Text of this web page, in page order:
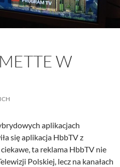
W
aplikacjach
się aplikacja HbbTV z
ta reklama HbbTV nie
Polskiej, lecz na kanałach